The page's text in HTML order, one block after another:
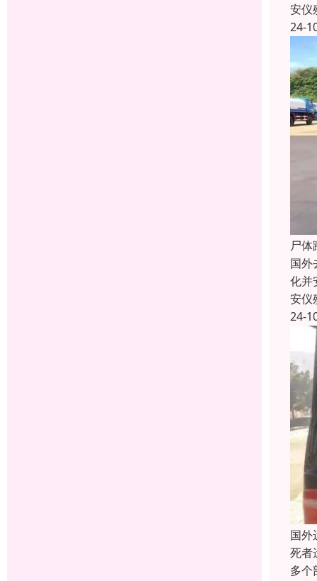
安仪
24-
尸体
国外
化并
安仪
24-
国外
死者
多个